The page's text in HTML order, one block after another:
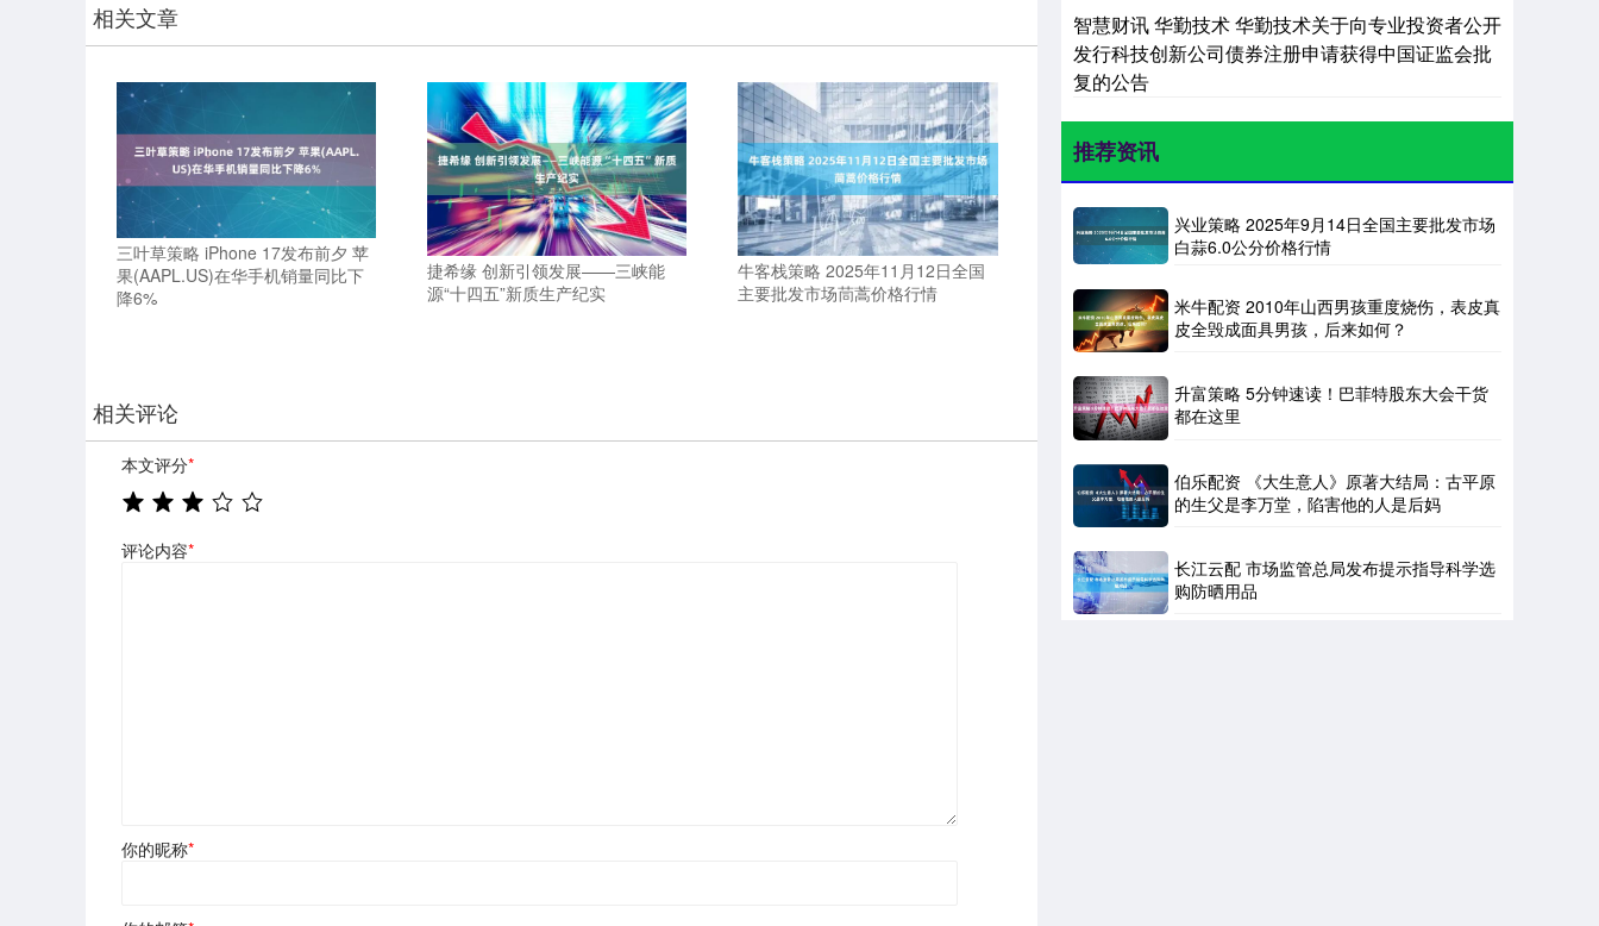
相关文章
三叶草策略 iPhone 17发布前夕 苹
果(AAPL.US)在华手机销量同比下
降6%
捷希缘 创新引领发展——三峡能
源“十四五”新质生产纪实
牛客栈策略 2025年11月12日全国
主要批发市场茼蒿价格行情
相关评论
本文评分*
评论内容*
你的昵称*
智慧财讯 华勤技术 华勤技术关于向专业投资者公开
发行科技创新公司债券注册申请获得中国证监会批
复的公告
推荐资讯
兴业策略 2025年9月14日全国主要批发市场
白蒜6.0公分价格行情
米牛配资 2010年山西男孩重度烧伤，表皮真
皮全毁成面具男孩，后来如何？
升富策略 5分钟速读！巴菲特股东大会干货
都在这里
伯乐配资 《大生意人》原著大结局：古平原
的生父是李万堂，陷害他的人是后妈
长江云配 市场监管总局发布提示指导科学选
购防晒用品